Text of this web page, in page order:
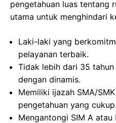
pengetahuan luas tentang
utama untuk menghindari
Laki-laki yang
pelayanan terbaik.
Tidak lebih dari 35
dengan dinamis.
Memiliki ijazah SMA/
pengetahuan yang cukup.
Mengantongi SIM A